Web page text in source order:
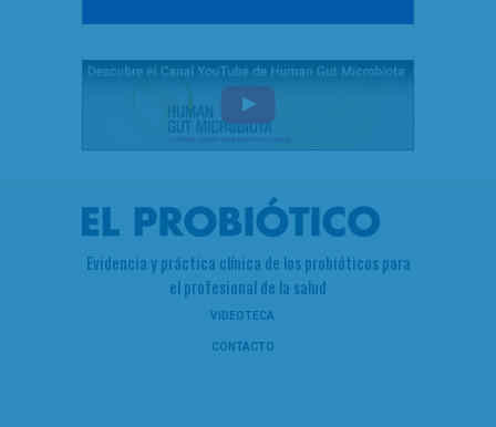
Evidencia y práctica clínica de los probióticos para
el profesional de la salud
VIDEOTECA
CONTACTO